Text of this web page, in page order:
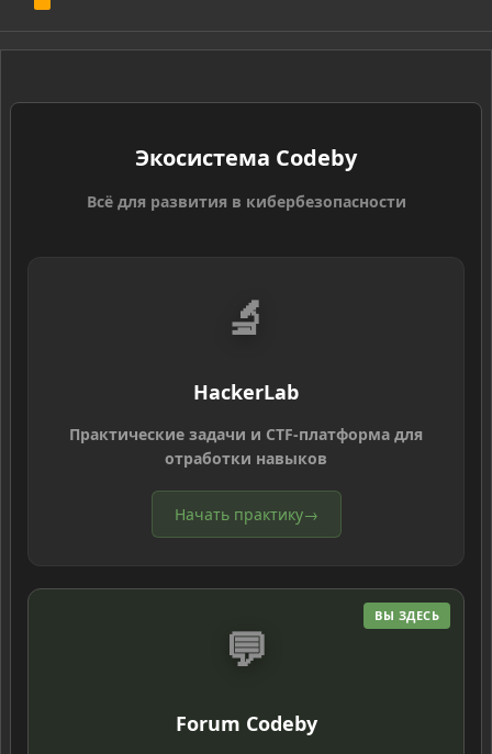
S
Экосистема Codeby
Всё для развития в кибербезопасности
🔬
HackerLab
Практические задачи и CTF-платформа для
отработки навыков
Начать практику→
ВЫ ЗДЕСЬ
💬
Forum Codeby